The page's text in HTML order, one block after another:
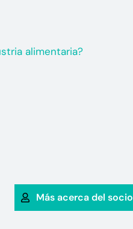
alimentaria?
Más acerca del socio